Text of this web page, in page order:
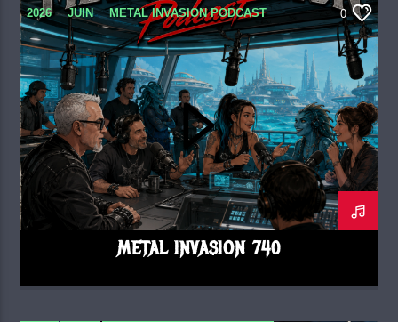
2026 JUIN METAL INVASION PODCAST 0
METAL INVASION 740